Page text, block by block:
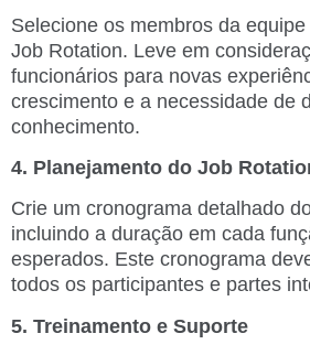
Selecione os membros da
Job Rotation. Leve em
funcionários para novas
crescimento e a necessidade de
conhecimento.
4. Planejamento do Job
Crie um cronograma detalhado
incluindo a duração em cada
esperados. Este cronograma
todos os participantes e partes
5. Treinamento e Suporte